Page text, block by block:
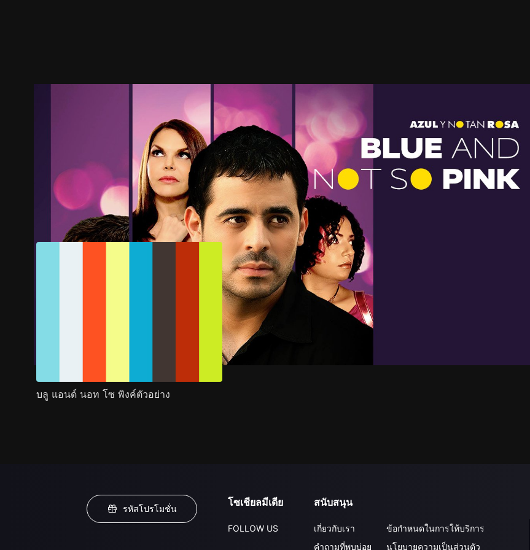
ตัวอย่าง ภาพนิ่ง เนื้อหาที่แนะนำ รายละเอียด
บลู แอนด์ นอท โซ พิงค์ตัวอย่าง
รหัสโปรโมชั่น
โซเชียลมีเดีย
FOLLOW US
สนับสนุน
เกี่ยวกับเรา
คำถามที่พบบ่อย
ข้อกำหนดในการให้บริการ
นโยบายความเป็นส่วนตัว